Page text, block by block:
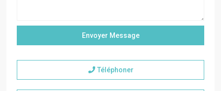
Téléphoner